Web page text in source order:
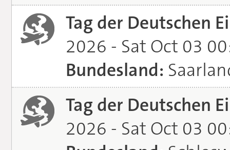
Tag der Deutschen
2026 - Sat Oct 03
Bundesland:
Tag der Deutschen
2026 - Sat Oct 03